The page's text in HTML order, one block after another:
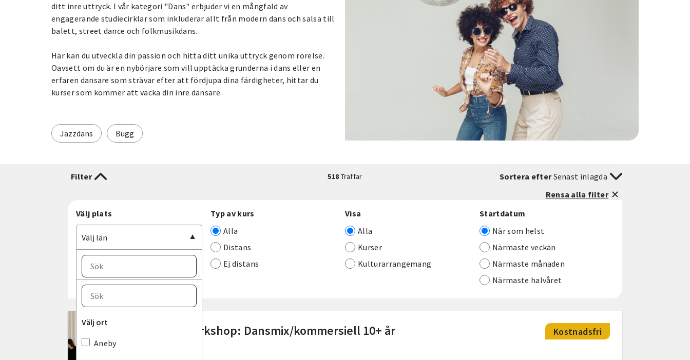
ditt inre uttryck. I vår kategori "Dans" erbjuder vi en mångfald av
engagerande studiecirklar som inkluderar allt från modern dans och salsa till
balett, street dance och folkmusikdans.
Här kan du utveckla din passion och hitta ditt unika uttryck genom rörelse.
Oavsett om du är en nybörjare som vill upptäcka grunderna i dans eller en
erfaren dansare som strävar efter att fördjupa dina färdigheter, hittar du
kurser som kommer att väcka din inre dansare.
Jazzdans Bugg
Filter 518 Träffar Sortera efterSenast inlagda
Rensa alla filter
Välj plats
Välj län
Välj län
Välj ort
Välj ort
Aneby
Typ av kurs
Alla
Distans
Ej distans
Visa
Alla
Kurser
Kulturarrangemang
Startdatum
När som helst
Närmaste veckan
Närmaste månaden
Närmaste halvåret
Workshop: Dansmix/kommersiell 10+ år Kostnadsfri